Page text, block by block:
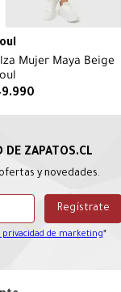
Mujer Maya Beige
.990
y novedades.
privacidad de marketing*